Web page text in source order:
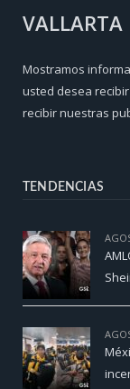
VALLARTA
Mostramos
usted desea
recibir nuestras
TENDENCIAS